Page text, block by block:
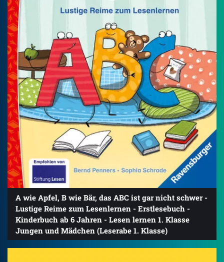
A wie Apfel, B wie Bär, das ABC ist gar nicht schwer -
Lustige Reime zum Lesenlernen - Erstlesebuch -
Kinderbuch ab 6 Jahren - Lesen lernen 1. Klasse
Jungen und Mädchen (Leserabe 1. Klasse)